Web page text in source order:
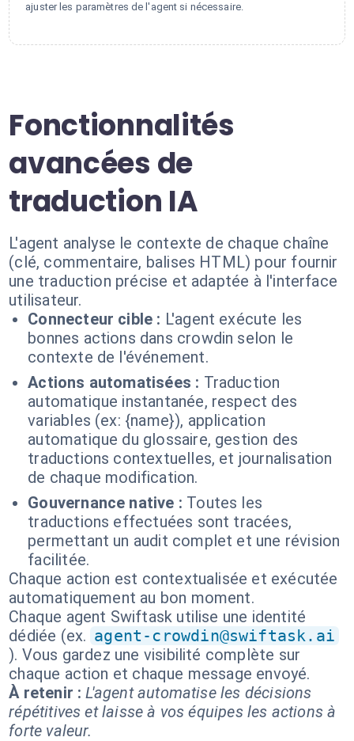
ajuster les paramètres de l'agent si nécessaire.
Fonctionnalités
avancées de
traduction IA
L'agent analyse le contexte de chaque chaîne
(clé, commentaire, balises HTML) pour fournir
une traduction précise et adaptée à l'interface
utilisateur.
Connecteur cible : L'agent exécute les
bonnes actions dans crowdin selon le
contexte de l'événement.
Actions automatisées : Traduction
automatique instantanée, respect des
variables (ex: {name}), application
automatique du glossaire, gestion des
traductions contextuelles, et journalisation
de chaque modification.
Gouvernance native : Toutes les
traductions effectuées sont tracées,
permettant un audit complet et une révision
facilitée.
Chaque action est contextualisée et exécutée
automatiquement au bon moment.
Chaque agent Swiftask utilise une identité
dédiée (ex. agent-crowdin@swiftask.ai
). Vous gardez une visibilité complète sur
chaque action et chaque message envoyé.
À retenir : L'agent automatise les décisions
répétitives et laisse à vos équipes les actions à
forte valeur.